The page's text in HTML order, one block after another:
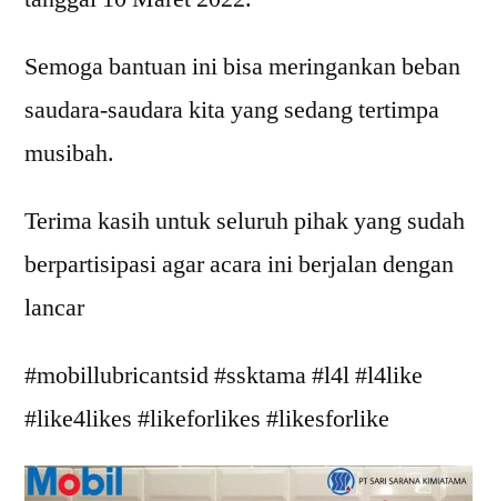
Semoga bantuan ini bisa meringankan beban
saudara-saudara kita yang sedang tertimpa
musibah.
Terima kasih untuk seluruh pihak yang sudah
berpartisipasi agar acara ini berjalan dengan
lancar
#mobillubricantsid #ssktama #l4l #l4like
#like4likes #likeforlikes #likesforlike